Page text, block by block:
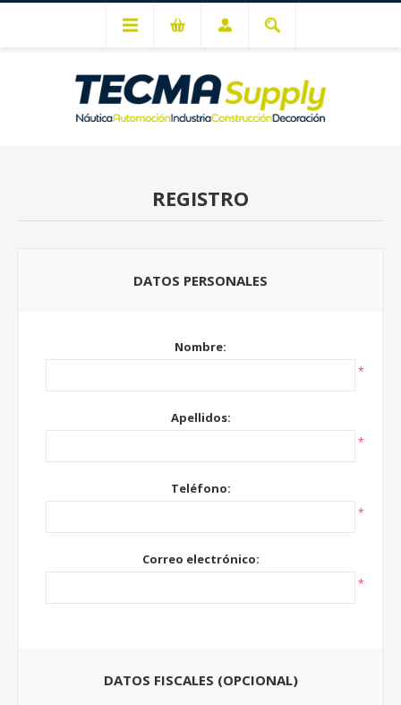
REGISTRO
DATOS PERSONALES
Nombre:
*
Apellidos:
*
Teléfono:
*
Correo electrónico:
*
DATOS FISCALES (OPCIONAL)